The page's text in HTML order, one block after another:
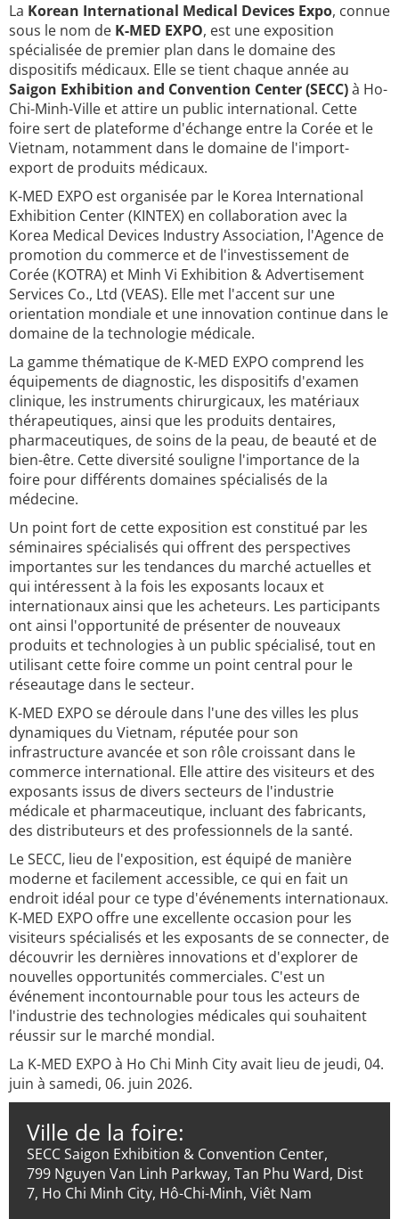
La Korean International Medical Devices Expo, connue
sous le nom de K-MED EXPO, est une exposition
spécialisée de premier plan dans le domaine des
dispositifs médicaux. Elle se tient chaque année au
Saigon Exhibition and Convention Center (SECC)à Ho-
Chi-Minh-Ville et attire un public international. Cette
foire sert de plateforme d'échange entre la Corée et le
Vietnam, notamment dans le domaine de l'import-
export de produits médicaux.
K-MED EXPO est organisée par le Korea International
Exhibition Center (KINTEX) en collaboration avec la
Korea Medical Devices Industry Association, l'Agence de
promotion du commerce et de l'investissement de
Corée (KOTRA) et Minh Vi Exhibition & Advertisement
Services Co., Ltd (VEAS). Elle met l'accent sur une
orientation mondiale et une innovation continue dans le
domaine de la technologie médicale.
La gamme thématique de K-MED EXPO comprend les
équipements de diagnostic, les dispositifs d'examen
clinique, les instruments chirurgicaux, les matériaux
thérapeutiques, ainsi que les produits dentaires,
pharmaceutiques, de soins de la peau, de beauté et de
bien-être. Cette diversité souligne l'importance de la
foire pour différents domaines spécialisés de la
médecine.
Un point fort de cette exposition est constitué par les
séminaires spécialisés qui offrent des perspectives
importantes sur les tendances du marché actuelles et
qui intéressent à la fois les exposants locaux et
internationaux ainsi que les acheteurs. Les participants
ont ainsi l'opportunité de présenter de nouveaux
produits et technologies à un public spécialisé, tout en
utilisant cette foire comme un point central pour le
réseautage dans le secteur.
K-MED EXPO se déroule dans l'une des villes les plus
dynamiques du Vietnam, réputée pour son
infrastructure avancée et son rôle croissant dans le
commerce international. Elle attire des visiteurs et des
exposants issus de divers secteurs de l'industrie
médicale et pharmaceutique, incluant des fabricants,
des distributeurs et des professionnels de la santé.
Le SECC, lieu de l'exposition, est équipé de manière
moderne et facilement accessible, ce qui en fait un
endroit idéal pour ce type d'événements internationaux.
K-MED EXPO offre une excellente occasion pour les
visiteurs spécialisés et les exposants de se connecter, de
découvrir les dernières innovations et d'explorer de
nouvelles opportunités commerciales. C'est un
événement incontournable pour tous les acteurs de
l'industrie des technologies médicales qui souhaitent
réussir sur le marché mondial.
La K-MED EXPO à Ho Chi Minh City avait lieu de jeudi, 04.
juin à samedi, 06. juin 2026.
Ville de la foire:
SECC Saigon Exhibition & Convention Center,
799 Nguyen Van Linh Parkway, Tan Phu Ward, Dist
7, Ho Chi Minh City, Hô-Chi-Minh, Viêt Nam